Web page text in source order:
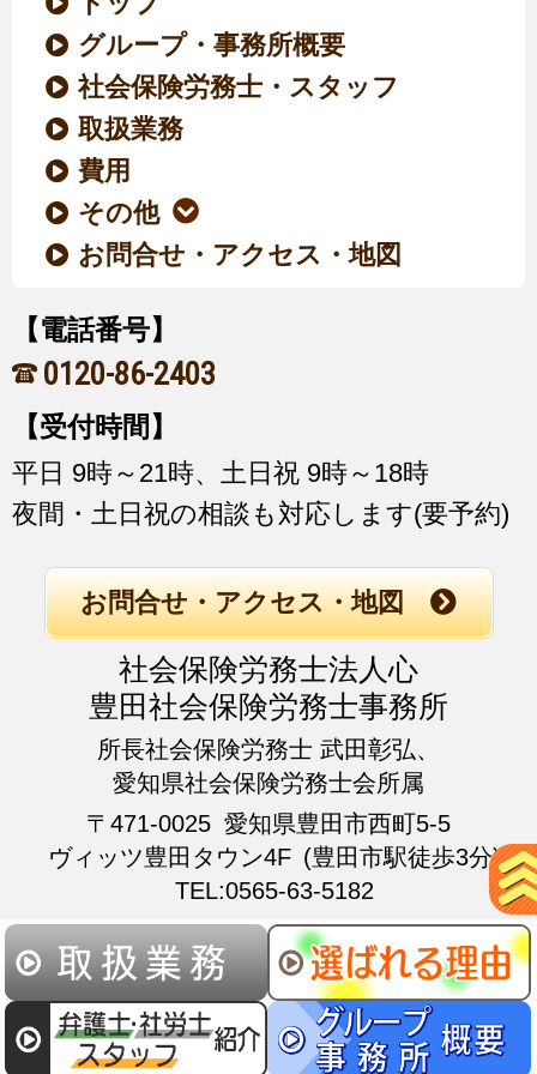
グループ・事務所概要
社会保険労務士・スタッフ
取扱業務
費用
その他
お問合せ・アクセス・地図
【電話番号】
0120-86-2403
【受付時間】
平日 9時～21時、土日祝 9時～18時
夜間・土日祝の相談も対応します(要予約)
お問合せ・アクセス・地図
社会保険労務士法人心
豊田社会保険労務士事務所
所長社会保険労務士 武田彰弘、
愛知県社会保険労務士会所属
〒471-0025 愛知県豊田市西町5-5
ヴィッツ豊田タウン4F (豊田市駅徒歩3分)
TEL:0565-63-5182